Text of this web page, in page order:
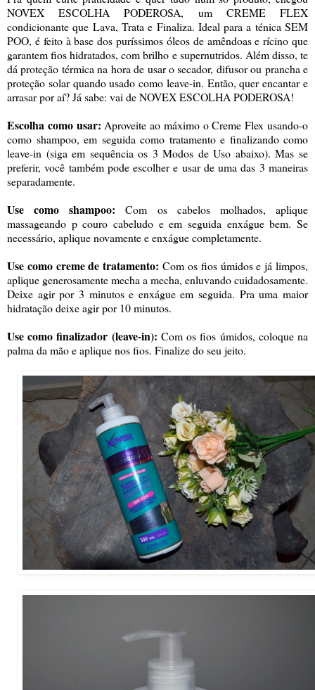
NOVEX ESCOLHA PODEROSA, um CREME FLEX
condicionante que Lava, Trata e Finaliza. Ideal para a ténica SEM
POO, é feito à base dos puríssimos óleos de amêndoas e rícino que
garantem fios hidratados, com brilho e supernutridos. Além disso, te
dá proteção térmica na hora de usar o secador, difusor ou prancha e
proteção solar quando usado como leave-in. Então, quer encantar e
arrasar por aí? Já sabe: vai de NOVEX ESCOLHA PODEROSA!
Escolha como usar:Aproveite ao máximo o Creme Flex usando-o
como shampoo, em seguida como tratamento e finalizando como
leave-in (siga em sequência os 3 Modos de Uso abaixo). Mas se
preferir, você também pode escolher e usar de uma das 3 maneiras
separadamente.
Use como shampoo: Com os cabelos molhados, aplique
massageando p couro cabeludo e em seguida enxágue bem. Se
necessário, aplique novamente e enxágue completamente.
Use como creme de tratamento: Com os fios úmidos e já limpos,
aplique generosamente mecha a mecha, enluvando cuidadosamente.
Deixe agir por 3 minutos e enxágue em seguida. Pra uma maior
hidratação deixe agir por 10 minutos.
Use como finalizador (leave-in): Com os fios úmidos, coloque na
palma da mão e aplique nos fios. Finalize do seu jeito.